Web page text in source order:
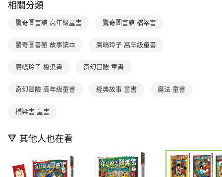
【繳款方式說明】
醒簡訊。
帳／街口支付／iPASS MONEY」等通路繳費。
1.本服務係由「台灣大哥大股份有限公司」（以下簡稱本公司）所提供，讓
買賣價金債權讓與本公司後，依約使用本公司帳單繳交帳款。
由本公司與您本人進行分期帳單所需資料之確認、核對及更正。
３．安心：先確認商品／服務後，再付款。
【「AFTEE先享後付」結帳流程】
２．訂單成立數日內，您將收到繳費通知簡訊。
ATM／網路銀行／等多元方式進行付款，方視為交易完成。
後付繳納相關費用。
是否繳費成功／繳費後需取消欲退款等相關疑問，請聯繫「AFTEE先享後付
【注意事項】
易，需依本服務之必要範圍內提供個人資料，並將交易相關給付款項請求債
權轉讓予恩沛科技股份有限公司。
２．關於個人資料處理事宜，請瀏覽以下網址：
付款後全家取貨｜8/8-8/14運費優惠，結帳滿499即享免運。
每筆NT$70，滿NT$499(含以上)免運費
國內宅配/郵寄 (不適用離島、海外及郵局i郵箱)
每筆NT$200
海外包裹航空運送
相關分類
驚奇圖書館 高年級童書 驚奇圖書館 橋梁書
驚奇圖書館 故事讀本 廣嶋玲子 高年級童書
廣嶋玲子 橋梁書 奇幻冒險 童書
奇幻冒險 高年級童書 經典故事 童書 魔法 童書
橋梁書 童書
🔻 其他人也在看